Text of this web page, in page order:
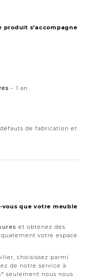
produit s’accompagne
– 1 an
de fabrication et
vous que votre meuble
et obtenez des
votre espace
choisissez parmi
de notre service à
seulement nous nous